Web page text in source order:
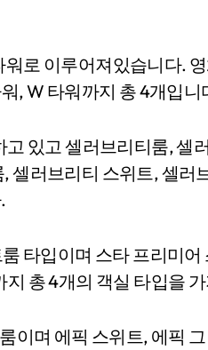
로 이루어져있습니다.
, W 타워까지 총 4개입니
있고 셀러브리티룸, 셀
셀러브리티 스위트, 셀러
타입이며 스타 프리미어
총 4개의 객실 타입을
이며 에픽 스위트, 에픽